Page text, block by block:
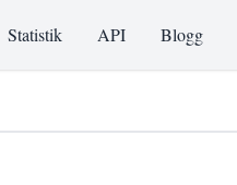
Statistik API Blogg